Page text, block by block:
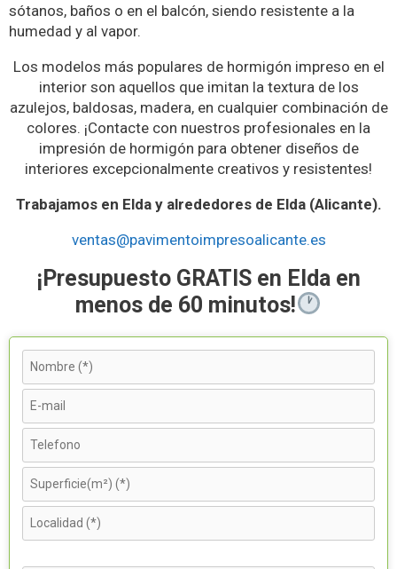
sótanos, baños o en el balcón, siendo resistente a la
humedad y al vapor.
Los modelos más populares de hormigón impreso en el
interior son aquellos que imitan la textura de los
azulejos, baldosas, madera, en cualquier combinación de
colores. ¡Contacte con nuestros profesionales en la
impresión de hormigón para obtener diseños de
interiores excepcionalmente creativos y resistentes!
Trabajamos en Elda y alrededores de Elda (Alicante).
ventas@pavimentoimpresoalicante.es
¡Presupuesto GRATIS en Elda en
menos de 60 minutos!